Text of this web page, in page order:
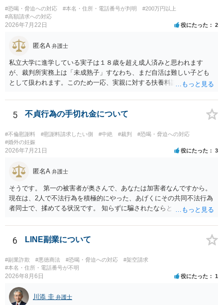
#恐喝・脅迫への対応 #本名・住所・電話番号が判明
#200万円以上
#高額請求への対応
2026年7月22日 役にたった 2
匿名A 弁護士
私立大学に進学している実子は１８歳を超え成人済みと思われます
が、裁判所実務上は「未成熟子」すなわち、まだ自活は難しい子ども
として扱われます。このため一応、実親に対する扶養料請求として法
者宛に養育費を支払っており、当該養育費は実子の進学費用の趣旨も
一部含まれています。また、私立大学進学について貴殿が了解したわ
けではないという事情も存在します。 こうした場合には、支払を拒ん
だとしても学費の請求が裁判所によって強制される可能性は低いとい
えます。 以上整理したとおり、貴殿の事情を説明し支払えないと実子
に伝えるのが良い対処法と思います。
5 不貞行為の手切れ金について
#不倫慰謝料 #慰謝料請求したい側 #中絶 #裁判
#恐喝・脅迫への対応
#婚外の妊娠
2026年7月21日 役にたった 3
匿名A 弁護士
そうです。 第一の被害者が奥さんで、あなたは加害者なんですから。
現在は、2人で不法行為を積極的にやった、あげくにその共同不法行為
者同士で、揉めてる状況です。 知らずに騙されたならともか
というだけですから。
6 LINE副業について
#副業詐欺 #悪徳商法 #恐喝・脅迫への対応
#架空請求
#本名・住所・電話番号が不明
2026年8月6日 役にたった 1
川添 圭 弁護士